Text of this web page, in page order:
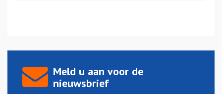
Meld u aan voor de
nieuwsbrief